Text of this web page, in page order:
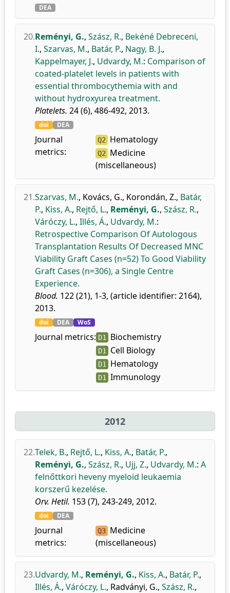
DEA
20.Reményi, G., Szász, R., Bekéné Debreceni,
I., Szarvas, M., Batár, P., Nagy, B. J.,
Kappelmayer, J., Udvardy, M.: Comparison of
coated-platelet levels in patients with
essential thrombocythemia with and
without hydroxyurea treatment.
Platelets. 24 (6), 486-492, 2013.
doi DEA
Journal
metrics:
Q2 Hematology
Q2 Medicine
(miscellaneous)
21.Szarvas, M., Kovács, G., Korondán, Z., Batár,
P., Kiss, A., Rejtő, L., Reményi, G., Szász, R.,
Váróczy, L., Illés, Á., Udvardy, M.:
Retrospective Comparison Of Autologous
Transplantation Results Of Decreased MNC
Viability Graft Cases (n=52) To Good Viability
Graft Cases (n=306), a Single Centre
Experience.
Blood. 122 (21), 1-3, (article identifier: 2164),
2013.
doi DEA WoS
Journal metrics: D1 Biochemistry
D1 Cell Biology
D1 Hematology
D1 Immunology
2012
22.Telek, B., Rejtő, L., Kiss, A., Batár, P.,
Reményi, G., Szász, R., Ujj, Z., Udvardy, M.: A
felnőttkori heveny myeloid leukaemia
korszerű kezelése.
Orv. Hetil. 153 (7), 243-249, 2012.
doi DEA
Journal
metrics:
Q3 Medicine
(miscellaneous)
23.Udvardy, M., Reményi, G., Kiss, A., Batár, P.,
Illés, Á., Váróczy, L., Radványi, G., Szász, R.,